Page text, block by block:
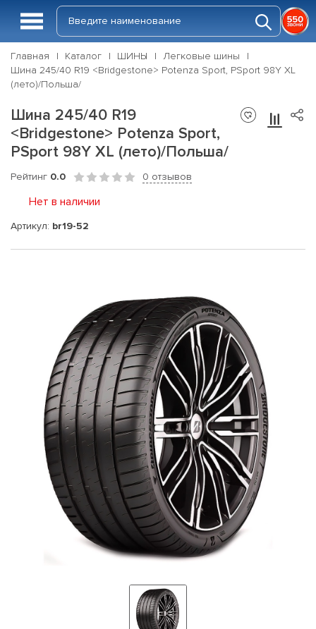
Главная Каталог ШИНЫ
Легковые шины
Шина 245/40 R19 <Bridgestone> Potenza Sport, PSport 98Y XL
(лето)/Польша/
Шина 245/40 R19
<Bridgestone> Potenza Sport,
PSport 98Y XL (лето)/Польша/
Рейтинг 0.0 0 отзывов
Нет в наличии
Артикул: br19-52